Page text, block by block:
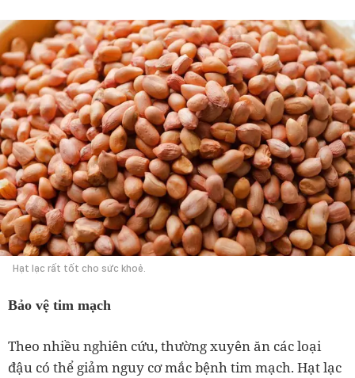
Hạt lạc rất tốt cho sức khoẻ.
Bảo vệ tim mạch
Theo nhiều nghiên cứu, thường xuyên ăn các loại
đậu có thể giảm nguy cơ mắc bệnh tim mạch. Hạt lạc